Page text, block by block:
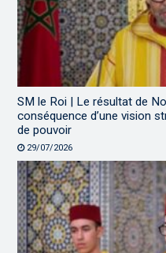
SM le Roi | Le résultat de
conséquence d’une vision
de pouvoir
29/07/2026